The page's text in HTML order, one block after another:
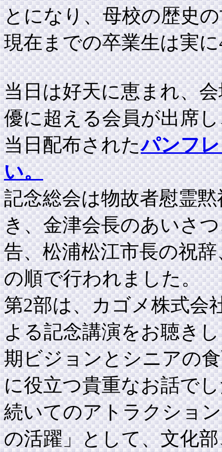
とになり、母校の歴史
現在までの卒業生は実
当日は好天に恵まれ、
優に超える会員が出席
当日配布されたパンフ
い。
記念総会は物故者慰霊
き、金津会長のあいさ
告、松浦松江市長の祝
の順で行われました。
第2部は、カゴメ株式会
よる記念講演をお聴き
期ビジョンとシニアの
に役立つ貴重なお話で
続いてのアトラクショ
の活躍」として、文化